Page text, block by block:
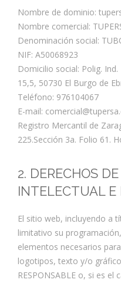
Nombre de dominio:
Nombre comercial:
Denominación social:
NIF: A50068923
Domicilio social: Polig.
15,5, 50730 El Burgo de
Teléfono: 976104067
E-mail:
Registro Mercantil de
225.Sección 3a. Folio 61.
2. DERECHOS
INTELECTUAL
El sitio web, incluyendo a
limitativo su
elementos necesarios
logotipos, texto y/o
RESPONSABLE o, si es